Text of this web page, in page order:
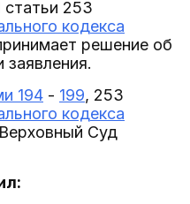
статьи 253
кодекса
решение об
заявления.
194 - 199, 253
кодекса
Суд